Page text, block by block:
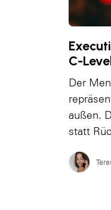
C-
Der
außen.
statt